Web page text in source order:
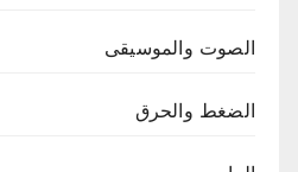
الصوت والموسيقى
الضغط والحرق